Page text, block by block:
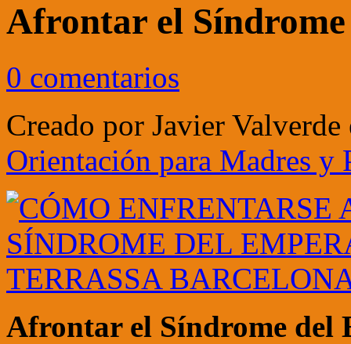
Afrontar el
0 comentarios
Creado por Javier Valverde
Orientación para Madres y
Afrontar el Síndrome del